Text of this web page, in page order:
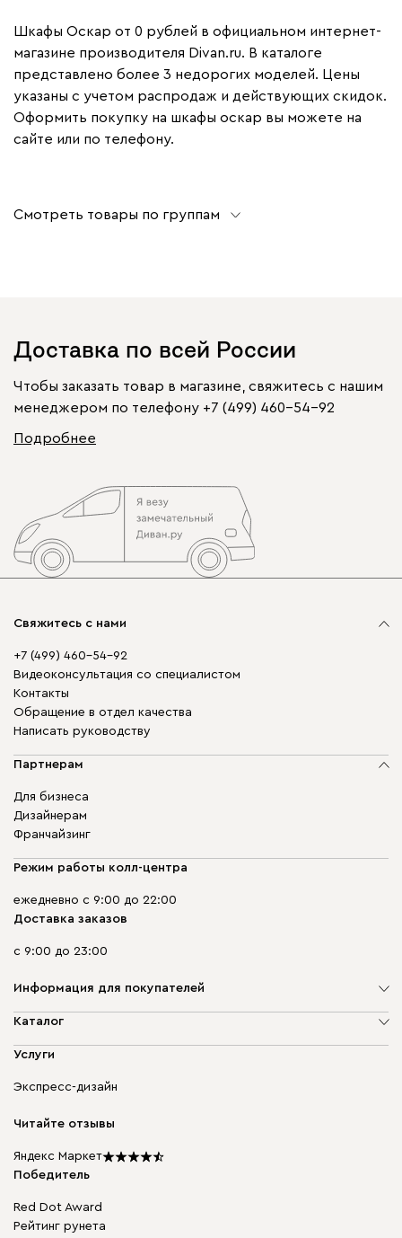
Шкафы Оскар от 0 рублей в официальном интернет-
магазине производителя Divan.ru. В каталоге
представлено более 3 недорогих моделей. Цены
указаны с учетом распродаж и действующих скидок.
Оформить покупку на шкафы оскар вы можете на
сайте или по телефону.
Смотреть товары по группам
Доставка по всей России
Чтобы заказать товар в магазине, свяжитесь с нашим
менеджером по телефону +7 (499) 460-54-92
Подробнее
Свяжитесь с нами
+7 (499) 460-54-92
Видеоконсультация со специалистом
Контакты
Обращение в отдел качества
Написать руководству
Партнерам
Для бизнеса
Дизайнерам
Франчайзинг
Режим работы колл-центра
ежедневно с 9:00 до 22:00
Доставка заказов
с 9:00 до 23:00
Информация для покупателей
О компании
Доставка и оплата
диван.клуб
Карьера
Подарочные сертификаты
Мы в прессе
Каталог
Мягкая мебель
Бескаркасная мебель
Столы и стулья
Услуги
Экспресс-дизайн
Читайте отзывы
Яндекс Маркет
Победитель
Red Dot Award
Рейтинг рунета